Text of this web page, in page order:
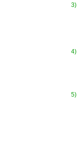
3)
4)
5)